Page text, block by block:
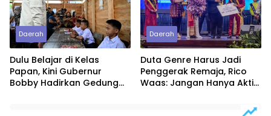
Daerah
Dulu Belajar di Kelas
Papan, Kini Gubernur
Bobby Hadirkan Gedung
Daerah
Duta Genre Harus Jadi
Penggerak Remaja, Rico
Waas: Jangan Hanya Aktif